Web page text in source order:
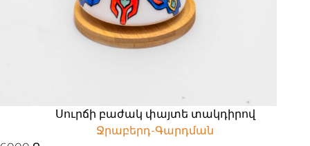
Սուրճի բաժակ փայտե տակդիրով
Ջրաբերդ-Գարդման